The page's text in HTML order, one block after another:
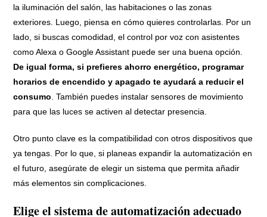
la iluminación del salón, las habitaciones o las zonas
exteriores. Luego, piensa en cómo quieres controlarlas. Por un
lado, si buscas comodidad, el control por voz con asistentes
como Alexa o Google Assistant puede ser una buena opción.
De igual forma, si prefieres ahorro energético, programar
horarios de encendido y apagado te ayudará a reducir el
consumo. También puedes instalar sensores de movimiento
para que las luces se activen al detectar presencia.
Otro punto clave es la compatibilidad con otros dispositivos que
ya tengas. Por lo que, si planeas expandir la automatización en
el futuro, asegúrate de elegir un sistema que permita añadir
más elementos sin complicaciones.
Elige el sistema de automatización adecuado